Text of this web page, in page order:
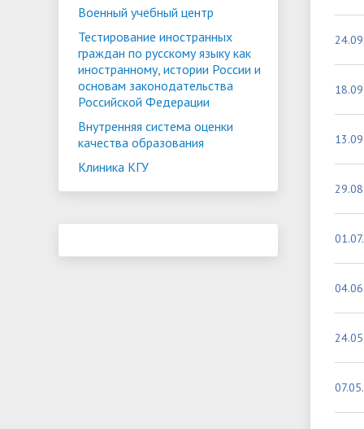
Военный учебный центр
Тестирование иностранных
граждан по русскому языку как
иностранному, истории России и
основам законодательства
Российской Федерации
Внутренняя система оценки
качества образования
Клиника КГУ